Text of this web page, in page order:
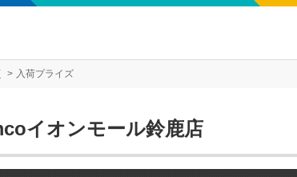
入荷プライズ
イオンモール鈴鹿店